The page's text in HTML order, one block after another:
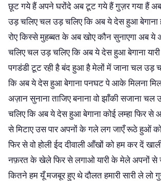
छूट गये हैं अपने घरोंदे अब टूट गये हैं गुज़र गया हैं अब
उड़ चलिए चल उड़ चलिए कि अब ये देस हुआ बेगाना
रोए किस्से मुहब्बत के अब खोए कौन सुनाएगा अब
चलिए चल उड़ चलिए कि अब ये देस हुआ बेगाना
पगडंडी टूट रही है बंद हुआ है मेलों में जाना चल उड़
कि अब ये देस हुआ बेगाना पनघट पे आके मिलना
अज़ान सुनाना ताजिए बनाना वो झाँकी सजाना
चलिए कि अब ये देस हुआ बेगाना कोई लम्हा फिर से
से मिटाए उस पार अपनों के गले लग जाएँ रूठे हुओं
फिर से वो होली ईद दीवाली आँखों को हम कर दें
नफ़रत के खेले फिर से लगाओ यारी के मेले अपनों से
कितने हम यूँ मजबूर हुए थे दौलत हमारी सारी ले लो